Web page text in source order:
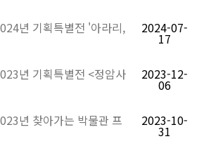
년 기획특별전 '아라리, 2024-07-
17
년 기획특별전 <정암사 2023-12-
06
년 찾아가는 박물관 프 2023-10-
31